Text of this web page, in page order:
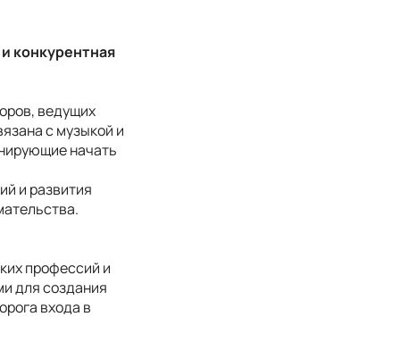
конкурентная
ведущих
с музыкой и
начать
и развития
профессий и
для создания
входа в